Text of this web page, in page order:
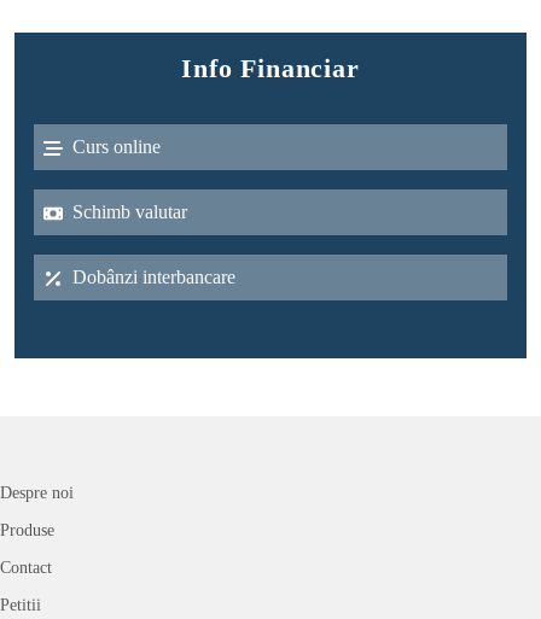
Info Financiar
Curs online
Schimb valutar
Dobânzi interbancare
Despre noi
Produse
Contact
Petitii